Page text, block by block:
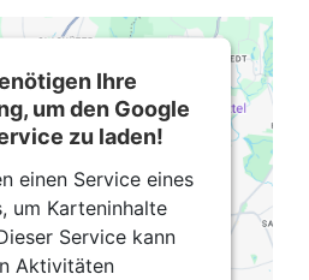
Ihre
um den Google
zu laden!
einen Service eines
um Karteninhalte
Service kann
Aktivitäten